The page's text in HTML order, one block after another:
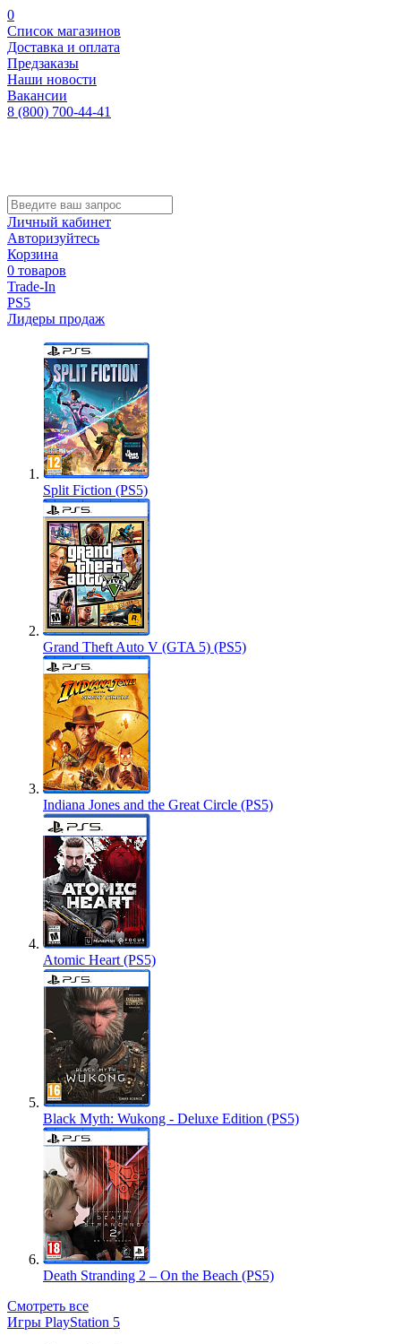
0
Список магазинов
Доставка и оплата
Предзаказы
Наши новости
Вакансии
8 (800) 700-44-41
Личный кабинет
Авторизуйтесь
Корзина
0 товаров
Trade-In
PS5
Лидеры продаж
Split Fiction (PS5)
Grand Theft Auto V (GTA 5) (PS5)
Indiana Jones and the Great Circle (PS5)
Atomic Heart (PS5)
Black Myth: Wukong - Deluxe Edition (PS5)
Death Stranding 2 – On the Beach (PS5)
Смотреть все
Игры PlayStation 5